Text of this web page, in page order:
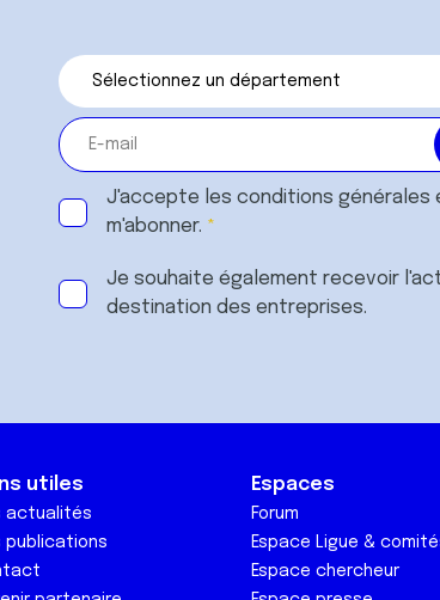
J'accepte les conditions générales
m'abonner.
Je souhaite également recevoir
destination des entreprises.
utiles
actualités
publications
Espaces
Forum
Espace Ligue &
Espace chercheur